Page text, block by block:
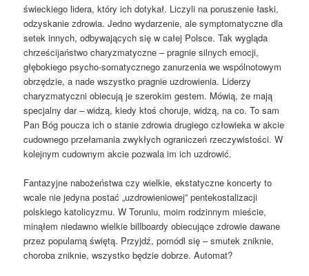
świeckiego lidera, który ich dotykał. Liczyli na poruszenie łaski,
odzyskanie zdrowia. Jedno wydarzenie, ale symptomatyczne dla
setek innych, odbywających się w całej Polsce. Tak wygląda
chrześcijaństwo charyzmatyczne – pragnie silnych emocji,
głębokiego psycho-somatycznego zanurzenia we wspólnotowym
obrzędzie, a nade wszystko pragnie uzdrowienia. Liderzy
charyzmatyczni obiecują je szerokim gestem. Mówią, że mają
specjalny dar – widzą, kiedy ktoś choruje, widzą, na co. To sam
Pan Bóg poucza ich o stanie zdrowia drugiego człowieka w akcie
cudownego przełamania zwykłych ograniczeń rzeczywistości. W
kolejnym cudownym akcie pozwala im ich uzdrowić.
Fantazyjne nabożeństwa czy wielkie, ekstatyczne koncerty to
wcale nie jedyna postać „uzdrowieniowej” pentekostalizacji
polskiego katolicyzmu. W Toruniu, moim rodzinnym mieście,
minąłem niedawno wielkie billboardy obiecujące zdrowie dawane
przez popularną świętą. Przyjdź, pomódl się – smutek zniknie,
choroba zniknie, wszystko będzie dobrze. Automat?